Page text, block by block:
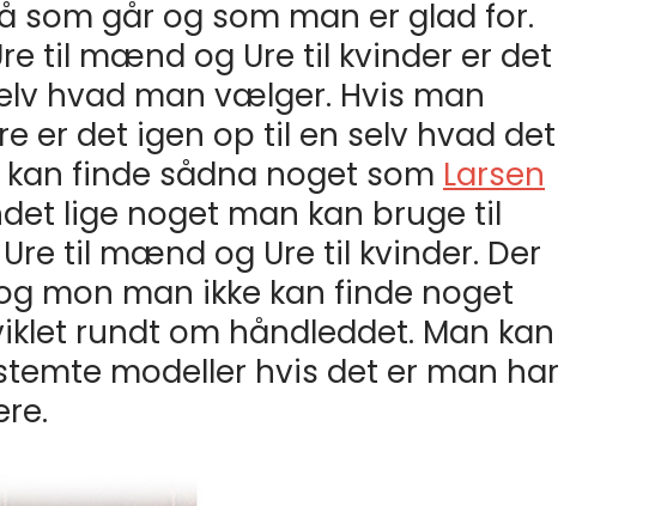
går og som man er glad for.
til mænd og Ure til kvinder er det
hvad man vælger. Hvis man
er det igen op til en selv hvad det
finde sådna noget som Larsen
lige noget man kan bruge til
til mænd og Ure til kvinder. Der
mon man ikke kan finde noget
rundt om håndleddet. Man kan
modeller hvis det er man har